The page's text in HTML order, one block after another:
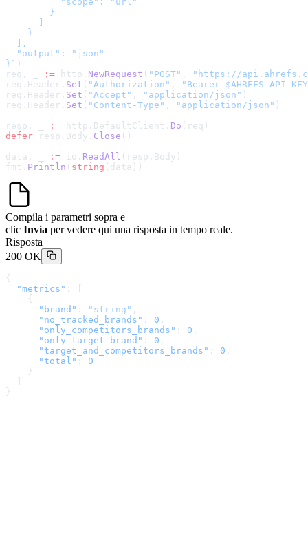
        }
    }
  ],
  "output": "json"
} ` )
req, _
:= http. NewRequest ( "POST" , " https://
req.Header. Set ( "Authorization" ,
"Bearer
req.Header. Set ( "Accept" , "application/json" )
req.Header. Set ( "Content-Type" , "application/json" )
resp, _
:= http.DefaultClient. Do (req)
defer resp.Body. Close ()
data, _
:= io. ReadAll (resp.Body)
fmt. Println ( string (data))
Compila i parametri sopra e
clic Invia per vedere qui una risposta in tempo reale.
Risposta
200 OK
{
  "metrics"
: [
    {
      "brand"
: "string" ,
      "no_tracked_brands"
: 0 ,
      "only_competitors_brands"
: 0 ,
      "only_target_brand"
: 0 ,
      "target_and_competitors_brands"
: 0 ,
      "total"
: 0
    }
}